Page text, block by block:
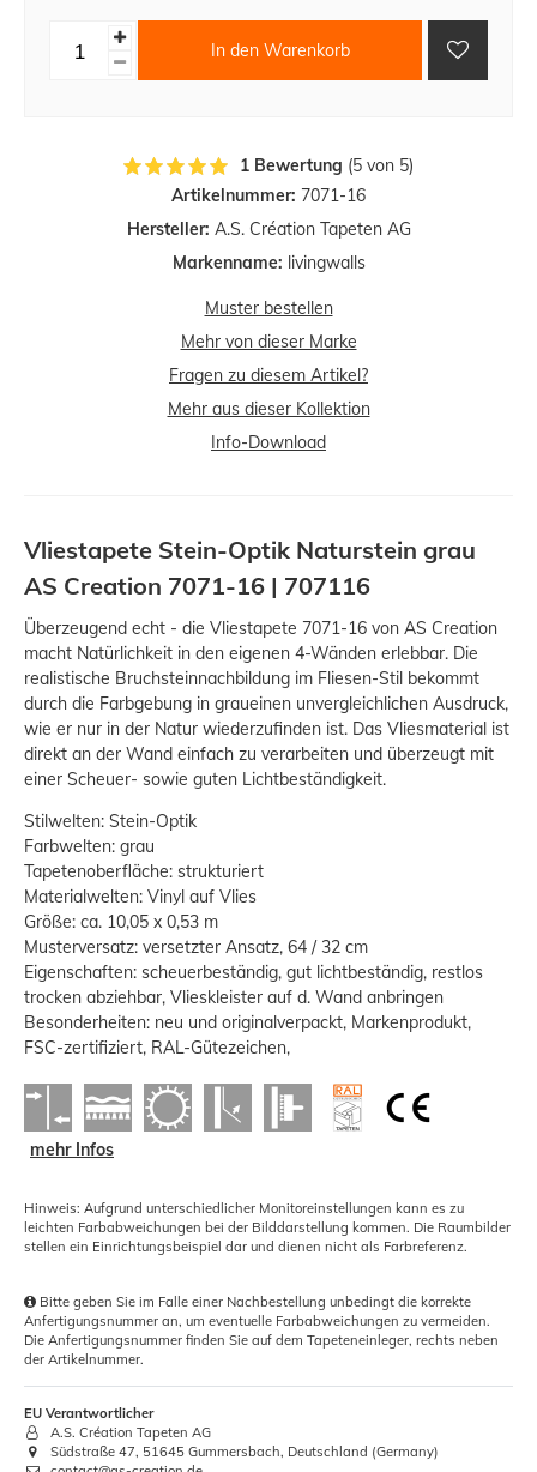
Artikelnummer: 7071-16
Hersteller: A.S. Création Tapeten AG
Markenname: livingwalls
In den Warenkorb
Muster bestellen
Mehr von dieser Marke
Fragen zu diesem Artikel?
Mehr aus dieser Kollektion
Info-Download
1 Bewertung (5 von 5)
Vliestapete Stein-Optik Naturstein grau
AS Creation 7071-16 | 707116
Überzeugend echt - die Vliestapete 7071-16 von AS Creation
macht Natürlichkeit in den eigenen 4-Wänden erlebbar. Die
realistische Bruchsteinnachbildung im Fliesen-Stil bekommt
durch die Farbgebung in graueinen unvergleichlichen Ausdruck,
wie er nur in der Natur wiederzufinden ist. Das Vliesmaterial ist
direkt an der Wand einfach zu verarbeiten und überzeugt mit
einer Scheuer- sowie guten Lichtbeständigkeit.
Stilwelten: Stein-Optik
Farbwelten: grau
Tapetenoberfläche: strukturiert
Materialwelten: Vinyl auf Vlies
Größe: ca. 10,05 x 0,53 m
Musterversatz: versetzter Ansatz, 64 / 32 cm
Eigenschaften: scheuerbeständig, gut lichtbeständig, restlos
trocken abziehbar, Vlieskleister auf d. Wand anbringen
Besonderheiten: neu und originalverpackt, Markenprodukt,
FSC-zertifiziert, RAL-Gütezeichen,
mehr Infos
Hinweis: Aufgrund unterschiedlicher Monitoreinstellungen kann es zu
leichten Farbabweichungen bei der Bilddarstellung kommen. Die Raumbilder
stellen ein Einrichtungsbeispiel dar und dienen nicht als Farbreferenz.
Bitte geben Sie im Falle einer Nachbestellung unbedingt die korrekte
Anfertigungsnummer an, um eventuelle Farbabweichungen zu vermeiden.
Die Anfertigungsnummer finden Sie auf dem Tapeteneinleger, rechts neben
der Artikelnummer.
EU Verantwortlicher
A.S. Création Tapeten AG
Südstraße 47, 51645 Gummersbach, Deutschland (Germany)